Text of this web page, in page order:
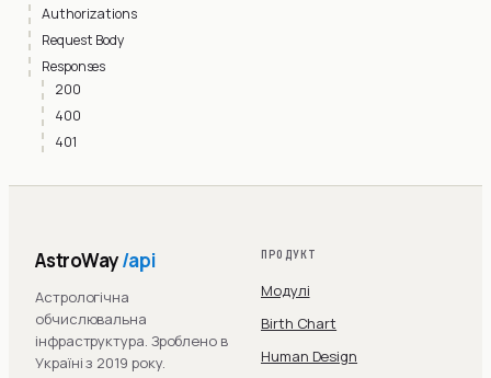
Authorizations
Request Body
Responses
200
400
401
AstroWay/api
Астрологічна
обчислювальна
інфраструктура. Зроблено в
Україні з 2019 року.
ПРОДУКТ
Модулі
Birth Chart
Human Design